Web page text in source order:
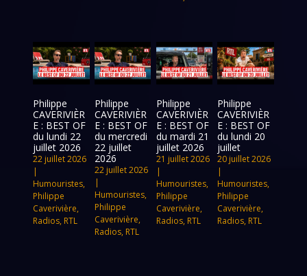
Philippe
CAVERIVIÈR
E : BEST OF
du lundi 22
juillet 2026
22 juillet 2026
|
Humouristes,
Philippe
Caverivière,
Radios, RTL
Philippe
CAVERIVIÈR
E : BEST OF
du mercredi
22 juillet
2026
22 juillet 2026
|
Humouristes,
Philippe
Caverivière,
Radios, RTL
Philippe
CAVERIVIÈR
E : BEST OF
du mardi 21
juillet 2026
21 juillet 2026
|
Humouristes,
Philippe
Caverivière,
Radios, RTL
Philippe
CAVERIVIÈR
E : BEST OF
du lundi 20
juillet
20 juillet 2026
|
Humouristes,
Philippe
Caverivière,
Radios, RTL